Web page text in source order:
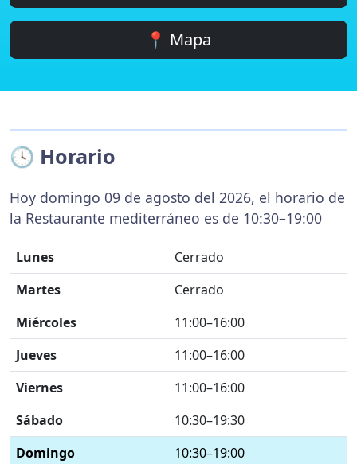
📍 Mapa
🕓 Horario
Hoy domingo 09 de agosto del 2026, el horario de
la Restaurante mediterráneo es de 10:30–19:00
Lunes
Cerrado
Martes
Cerrado
Miércoles
11:00–16:00
Jueves
11:00–16:00
Viernes
11:00–16:00
Sábado
10:30–19:30
Domingo
10:30–19:00